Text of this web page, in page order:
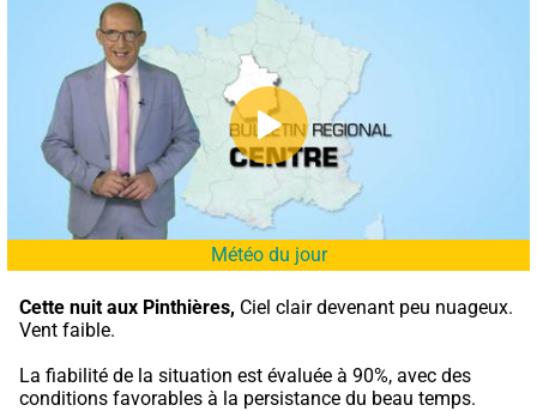
Météo du jour
Cette nuit aux Pinthières, Ciel clair devenant peu nuageux.
Vent faible.
La fiabilité de la situation est évaluée à 90%, avec des
conditions favorables à la persistance du beau temps.